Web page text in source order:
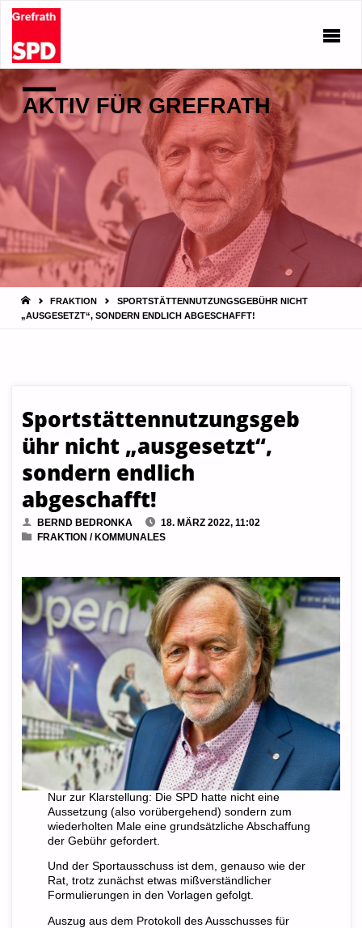
AKTIV FÜR GREFRATH
STARTFRAKTION
SPORTSTÄTTENNUTZUNGSGEBÜHR NICHT
„AUSGESETZT“, SONDERN ENDLICH ABGESCHAFFT!
Sportstättennutzungsgeb
ühr nicht „ausgesetzt“,
sondern endlich
abgeschafft!
BERND BEDRONKA
18. MÄRZ 2022, 11:02
FRAKTION / KOMMUNALES
Nur zur Klarstellung: Die SPD hatte nicht eine
Aussetzung (also vorübergehend) sondern zum
wiederholten Male eine grundsätzliche Abschaffung
der Gebühr gefordert.
Und der Sportausschuss ist dem, genauso wie der
Rat, trotz zunächst etwas mißverständlicher
Formulierungen in den Vorlagen gefolgt.
Auszug aus dem Protokoll des Ausschusses für